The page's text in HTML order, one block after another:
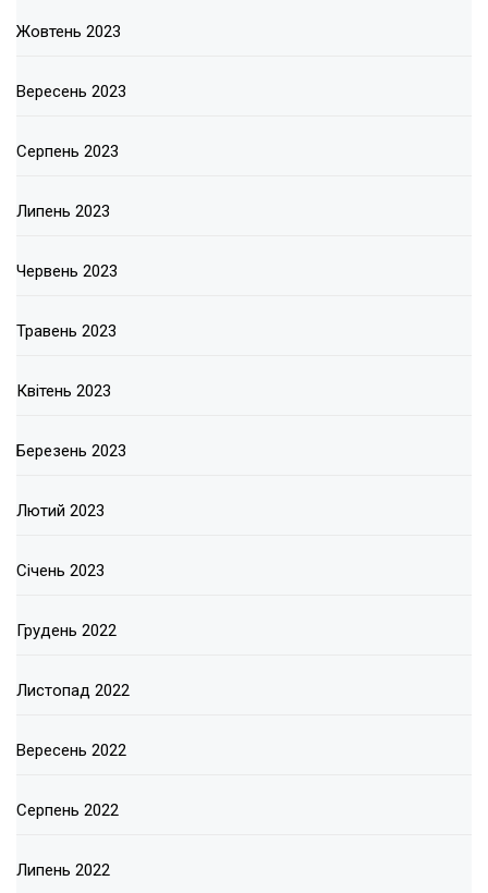
Жовтень 2023
Вересень 2023
Серпень 2023
Липень 2023
Червень 2023
Травень 2023
Квітень 2023
Березень 2023
Лютий 2023
Січень 2023
Грудень 2022
Листопад 2022
Вересень 2022
Серпень 2022
Липень 2022